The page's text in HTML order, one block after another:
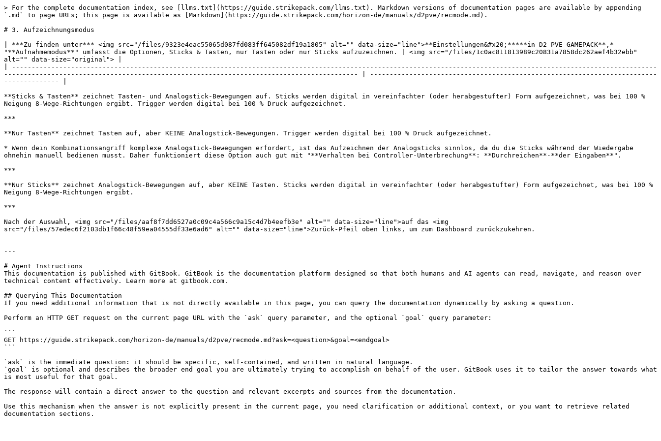
> For the complete documentation index, see [llms.txt](https://guide.strikepack.com/llms.txt). Markdown versions of documentation pages are available by appending
`.md` to page URLs; this page is available as [Markdown](https://guide.strikepack.com/horizon-de/manuals/d2pve/recmode.md).
# 3. Aufzeichnungsmodus
| ***Zu finden unter*** <img src="/files/9323e4eac55065d087fd083ff645082df19a1805" alt="" data-size="line">**Einstellungen&#x20;*****in D2 PVE GAMEPACK**,*
"**Aufnahmemodus**" umfasst die Optionen, Sticks & Tasten, nur Tasten oder nur Sticks aufzuzeichnen. | <img src="/files/1c0ac811813989c20831a7858dc262aef4b32ebb"
alt="" data-size="original"> |
| --------------------------------------------------------------------------------------------------------------------------------------------------------------------
------------------------------------------------------------------------------------------ | -------------------------------------------------------------------------
-------------- |
**Sticks & Tasten** zeichnet Tasten- und Analogstick-Bewegungen auf. Sticks werden digital in vereinfachter (oder herabgestufter) Form aufgezeichnet, was bei 100 %
Neigung 8-Wege-Richtungen ergibt. Trigger werden digital bei 100 % Druck aufgezeichnet.
***
**Nur Tasten** zeichnet Tasten auf, aber KEINE Analogstick-Bewegungen. Trigger werden digital bei 100 % Druck aufgezeichnet.
* Wenn dein Kombinationsangriff komplexe Analogstick-Bewegungen erfordert, ist das Aufzeichnen der Analogsticks sinnlos, da du die Sticks während der Wiedergabe
ohnehin manuell bedienen musst. Daher funktioniert diese Option auch gut mit "**Verhalten bei Controller-Unterbrechung**: **Durchreichen**-**der Eingaben**".
***
**Nur Sticks** zeichnet Analogstick-Bewegungen auf, aber KEINE Tasten. Sticks werden digital in vereinfachter (oder herabgestufter) Form aufgezeichnet, was bei 100 %
Neigung 8-Wege-Richtungen ergibt.
***
Nach der Auswahl, <img src="/files/aaf8f7dd6527a0c09c4a566c9a15c4d7b4eefb3e" alt="" data-size="line">auf das <img
src="/files/57edec6f2103db1f66c48f59ea04555df33e6ad6" alt="" data-size="line">Zurück-Pfeil oben links, um zum Dashboard zurückzukehren.
---
# Agent Instructions
This documentation is published with GitBook. GitBook is the documentation platform designed so that both humans and AI agents can read, navigate, and reason over
technical content effectively. Learn more at gitbook.com.
## Querying This Documentation
If you need additional information that is not directly available in this page, you can query the documentation dynamically by asking a question.
Perform an HTTP GET request on the current page URL with the `ask` query parameter, and the optional `goal` query parameter:
```
GET https://guide.strikepack.com/horizon-de/manuals/d2pve/recmode.md?ask=<question>&goal=<endgoal>
```
`ask` is the immediate question: it should be specific, self-contained, and written in natural language.
`goal` is optional and describes the broader end goal you are ultimately trying to accomplish on behalf of the user. GitBook uses it to tailor the answer towards what
is most useful for that goal.
The response will contain a direct answer to the question and relevant excerpts and sources from the documentation.
Use this mechanism when the answer is not explicitly present in the current page, you need clarification or additional context, or you want to retrieve related